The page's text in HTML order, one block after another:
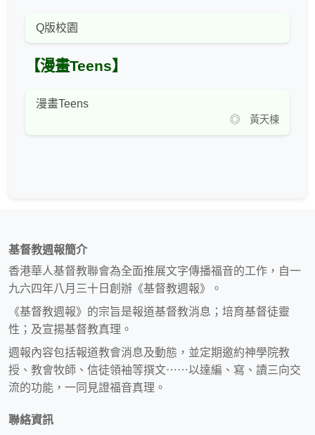
Q版校園
【漫畫Teens】
漫畫Teens
◎ 黃天棟
基督教週報簡介
香港華人基督教聯會為全面推展文字傳播福音的工作，自一
九六四年八月三十日創辦《基督教週報》。
《基督教週報》的宗旨是報道基督教消息；培育基督徒靈
性；及宣揚基督教真理。
週報內容包括報道教會消息及動態，並定期邀約神學院教
授、教會牧師、信徒領袖等撰文⋯⋯以達編、寫、讀三向交
流的功能，一同見證福音真理。
聯絡資訊